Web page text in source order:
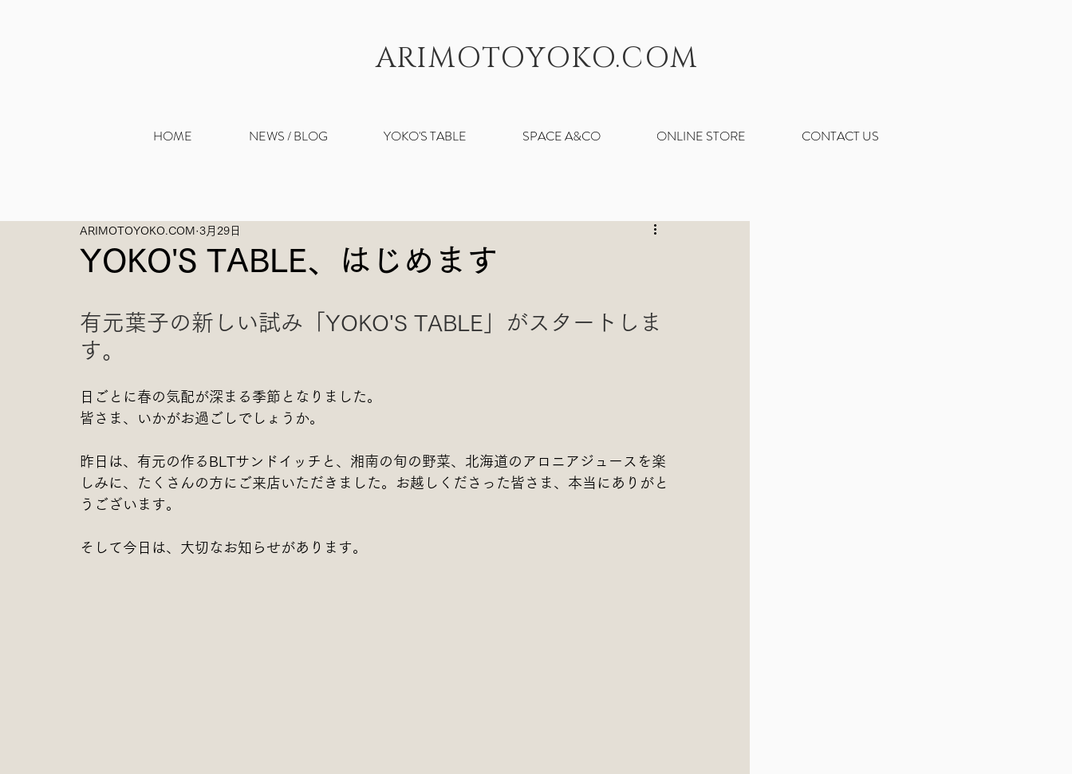
ARIMOTOYOKO.COM
HOME NEWS / BLOG YOKO'S TABLE SPACE A&CO ONLINE STORE CONTACT US
YOKO'S TABLE、はじめます
ARIMOTOYOKO.COM 3月29日
有元葉子の新しい試み「YOKO'S TABLE」がスタートしま
す。
日ごとに春の気配が深まる季節となりました。
皆さま、いかがお過ごしでしょうか。
昨日は、有元の作るBLTサンドイッチと、湘南の旬の野菜、北海道のアロニアジュースを楽
しみに、たくさんの方にご来店いただきました。お越しくださった皆さま、本当にありがと
うございます。
そして今日は、大切なお知らせがあります。